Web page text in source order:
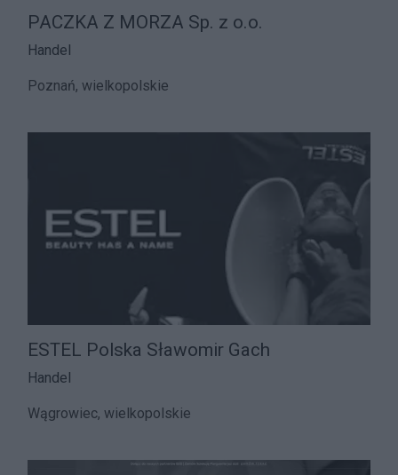
PACZKA Z MORZA Sp. z o.o.
Handel
Poznań, wielkopolskie
ESTEL Polska Sławomir Gach
Handel
Wągrowiec, wielkopolskie